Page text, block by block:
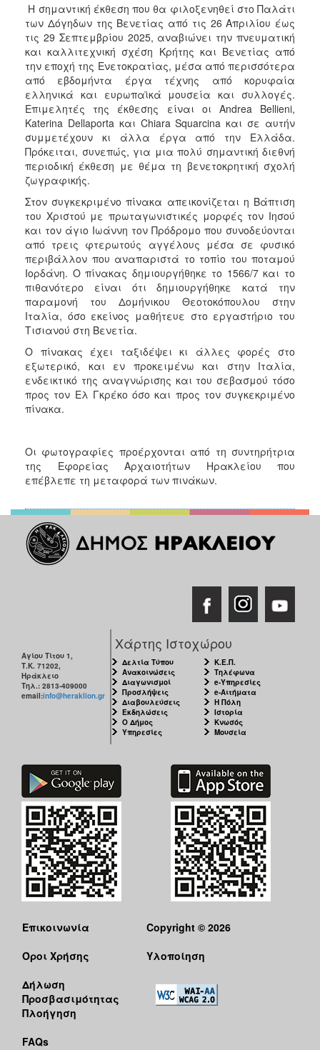
ΤΟΠΟΣ
ΠΟΛΙΤΙΣΜΟΣ
ΑΝΘΕΚΤΙΚΗ
ΠΟΛΗ
Η σημαντική έκθεση που θα φιλοξενηθεί στο Παλάτι
των Δόγηδων της Βενετίας από τις 26 Απριλίου έως
τις 29 Σεπτεμβρίου 2025, αναβιώνει την πνευματική
και καλλιτεχνική σχέση Κρήτης και Βενετίας από
την εποχή της Ενετοκρατίας, μέσα από περισσότερα
από εβδομήντα έργα τέχνης από κορυφαία
ελληνικά και ευρωπαϊκά μουσεία και συλλογές.
Επιμελητές της έκθεσης είναι οι Andrea Bellieni,
Katerina Dellaporta και Chiara Squarcina και σε αυτήν
συμμετέχουν κι άλλα έργα από την Ελλάδα.
Πρόκειται, συνεπώς, για μια πολύ σημαντική διεθνή
περιοδική έκθεση με θέμα τη βενετοκρητική σχολή
ζωγραφικής.
Στον συγκεκριμένο πίνακα απεικονίζεται η Βάπτιση
του Χριστού με πρωταγωνιστικές μορφές τον Ιησού
και τον άγιο Ιωάννη τον Πρόδρομο που συνοδεύονται
από τρεις φτερωτούς αγγέλους μέσα σε φυσικό
περιβάλλον που αναπαριστά το τοπίο του ποταμού
Ιορδάνη. Ο πίνακας δημιουργήθηκε το 1566/7 και το
πιθανότερο είναι ότι δημιουργήθηκε κατά την
παραμονή του Δομήνικου Θεοτοκόπουλου στην
Ιταλία, όσο εκείνος μαθήτευε στο εργαστήριο του
Τισιανού στη Βενετία.
Ο πίνακας έχει ταξιδέψει κι άλλες φορές στο
εξωτερικό, και εν προκειμένω και στην Ιταλία,
ενδεικτικό της αναγνώρισης και του σεβασμού τόσο
προς τον Ελ Γκρέκο όσο και προς τον συγκεκριμένο
πίνακα.
Οι φωτογραφίες προέρχονται από τη συντηρήτρια
της Εφορείας Αρχαιοτήτων Ηρακλείου που
επέβλεπε τη μεταφορά των πινάκων.
Αγίου Τίτου 1,
Τ.Κ. 71202,
Ηράκλειο
Τηλ.: 2813-409000
email:info@heraklion.gr
Χάρτης Ιστοχώρου
Δελτία Τύπου
Ανακοινώσεις
Διαγωνισμοί
Προσλήψεις
Διαβουλεύσεις
Εκδηλώσεις
Ο Δήμος
Υπηρεσίες
Κ.Ε.Π.
Τηλέφωνα
e-Υπηρεσίες
e-Αιτήματα
Η Πόλη
Ιστορία
Κνωσός
Μουσεία
Επικοινωνία
Όροι Χρήσης
Δήλωση
Προσβασιμότητας
Πλοήγηση
FAQs
Copyright © 2026
Υλοποίηση